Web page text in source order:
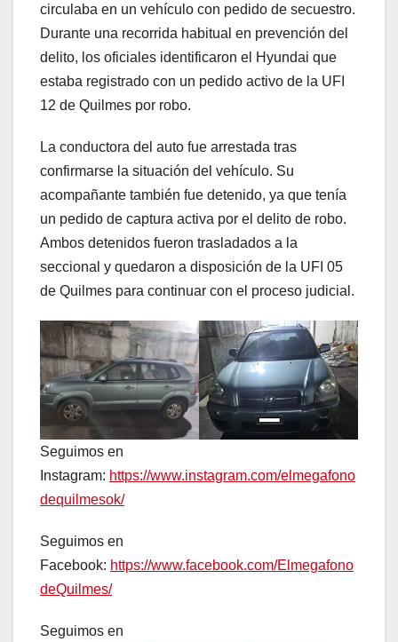
circulaba en un vehículo con pedido de secuestro.
Durante una recorrida habitual en prevención del
delito, los oficiales identificaron el Hyundai que
estaba registrado con un pedido activo de la UFI
12 de Quilmes por robo.
La conductora del auto fue arrestada tras
confirmarse la situación del vehículo. Su
acompañante también fue detenido, ya que tenía
un pedido de captura activa por el delito de robo.
Ambos detenidos fueron trasladados a la
seccional y quedaron a disposición de la UFI 05
de Quilmes para continuar con el proceso judicial.
Seguimos en
Instagram: https://www.instagram.com/elmegafono
dequilmesok/
Seguimos en
Facebook: https://www.facebook.com/Elmegafono
deQuilmes/
Seguimos en